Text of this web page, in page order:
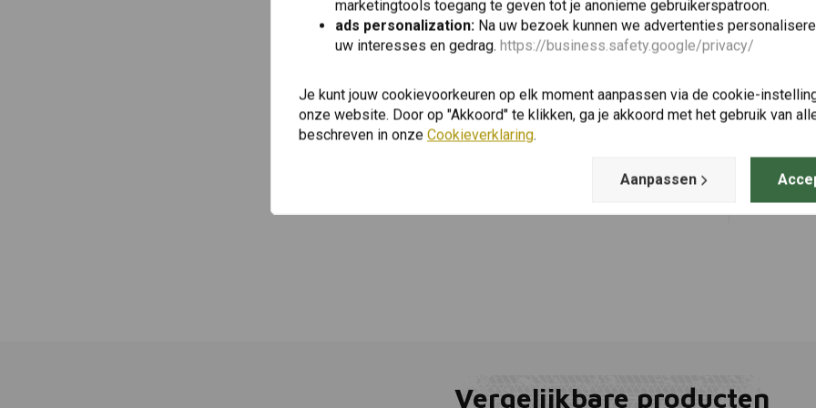
Eiken
€300,54
Vergelijkbare producten
marketingtools toegang te geven tot je anonieme gebruikerspatroon.
ads personalization: Na uw bezoek kunnen we advertenties
uw interesses en gedrag. https://business.safety.google/privacy/
Je kunt jouw cookievoorkeuren op elk moment aanpassen via de cookie-
onze website. Door op "Akkoord" te klikken, ga je akkoord met het gebruik van
beschreven in onze Cookieverklaring.
Aanpassen